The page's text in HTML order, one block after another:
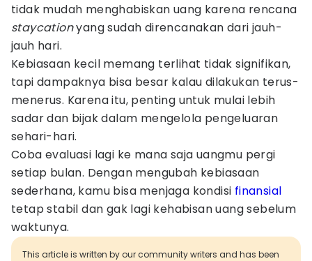
tidak mudah menghabiskan uang karena rencana
staycationyang sudah direncanakan dari jauh-
jauh hari.
Kebiasaan kecil memang terlihat tidak signifikan,
tapi dampaknya bisa besar kalau dilakukan terus-
menerus. Karena itu, penting untuk mulai lebih
sadar dan bijak dalam mengelola pengeluaran
sehari-hari.
Coba evaluasi lagi ke mana saja uangmu pergi
setiap bulan. Dengan mengubah kebiasaan
sederhana, kamu bisa menjaga kondisi finansial
tetap stabil dan gak lagi kehabisan uang sebelum
waktunya.
This article is written by our community writers and has been